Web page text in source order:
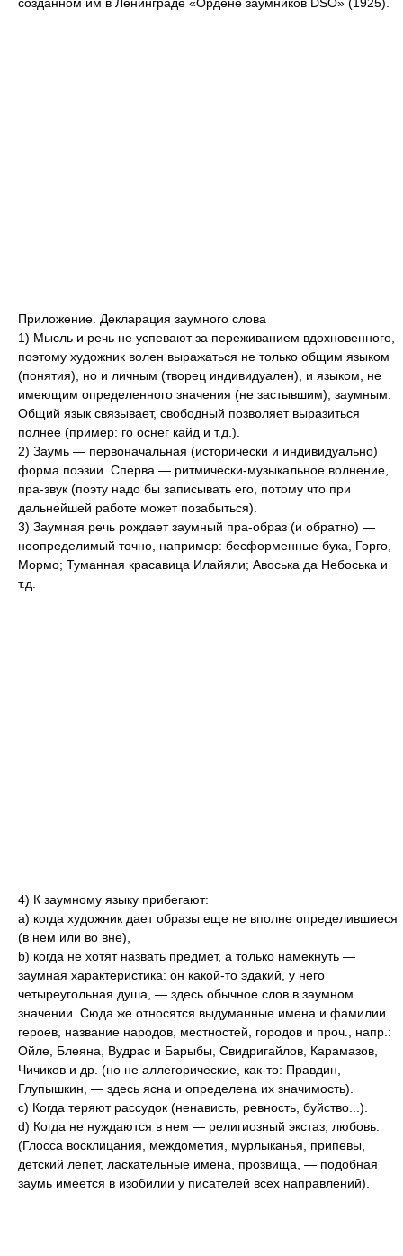
Приложение. Декларация заумного слова
1) Мысль и речь не успевают за переживанием вдохновенного,
поэтому художник волен выражаться не только общим языком
(понятия), но и личным (творец индивидуален), и языком, не
имеющим определенного значения (не застывшим), заумным.
Общий язык связывает, свободный позволяет выразиться
полнее (пример: го оснег кайд и т.д.).
2) Заумь — первоначальная (исторически и индивидуально)
форма поэзии. Сперва — ритмически-музыкальное волнение,
пра-звук (поэту надо бы записывать его, потому что при
дальнейшей работе может позабыться).
3) Заумная речь рождает заумный пра-образ (и обратно) —
неопределимый точно, например: бесформенные бука, Горго,
Мормо; Туманная красавица Илайяли; Авоська да Небоська и
т.д.
4) К заумному языку прибегают:
а) когда художник дает образы еще не вполне определившиеся
(в нем или во вне),
b) когда не хотят назвать предмет, а только намекнуть —
заумная характеристика: он какой-то эдакий, у него
четыреугольная душа, — здесь обычное слов в заумном
значении. Сюда же относятся выдуманные имена и фамилии
героев, название народов, местностей, городов и проч., напр.:
Ойле, Блеяна, Вудрас и Барыбы, Свидригайлов, Карамазов,
Чичиков и др. (но не аллегорические, как-то: Правдин,
Глупышкин, — здесь ясна и определена их значимость).
c) Когда теряют рассудок (ненависть, ревность, буйство...).
d) Когда не нуждаются в нем — религиозный экстаз, любовь.
(Глосса восклицания, междометия, мурлыканья, припевы,
детский лепет, ласкательные имена, прозвища, — подобная
заумь имеется в изобилии у писателей всех направлений).